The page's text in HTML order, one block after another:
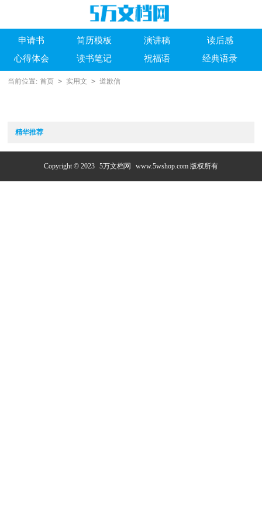
申请书 简历模板 演讲稿
读后感
心得体会
读书笔记 祝福语 经典语录
当前位置: 首页 > 实用文 > 道歉信
精华推荐
Copyright © 2023 5万文档网 www.5wshop.com 版权所有